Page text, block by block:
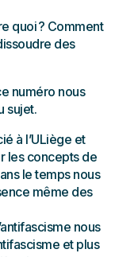
quoi ? Comment
des
numéro nous
sujet.
à l’ULiège et
les concepts de
le temps nous
même des
nous
et plus